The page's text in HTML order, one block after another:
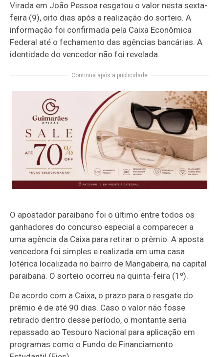
Virada em João Pessoa resgatou o valor nesta sexta-
feira (9), oito dias após a realização do sorteio. A
informação foi confirmada pela Caixa Econômica
Federal até o fechamento das agências bancárias. A
identidade do vencedor não foi revelada.
Continua após a publicidade
O apostador paraibano foi o último entre todos os
ganhadores do concurso especial a comparecer a
uma agência da Caixa para retirar o prêmio. A aposta
vencedora foi simples e realizada em uma casa
lotérica localizada no bairro de Mangabeira, na capital
paraibana. O sorteio ocorreu na quinta-feira (1º).
De acordo com a Caixa, o prazo para o resgate do
prêmio é de até 90 dias. Caso o valor não fosse
retirado dentro desse período, o montante seria
repassado ao Tesouro Nacional para aplicação em
programas como o Fundo de Financiamento